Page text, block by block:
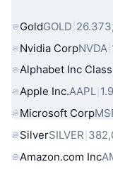
GoldGOLD
Nvidia CorpNVDA
Alphabet Inc
Apple Inc.AAPL
Microsoft Corp
SilverSILVER
Amazon.com Inc